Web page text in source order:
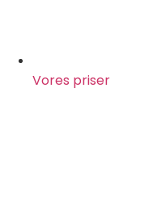
Vores priser